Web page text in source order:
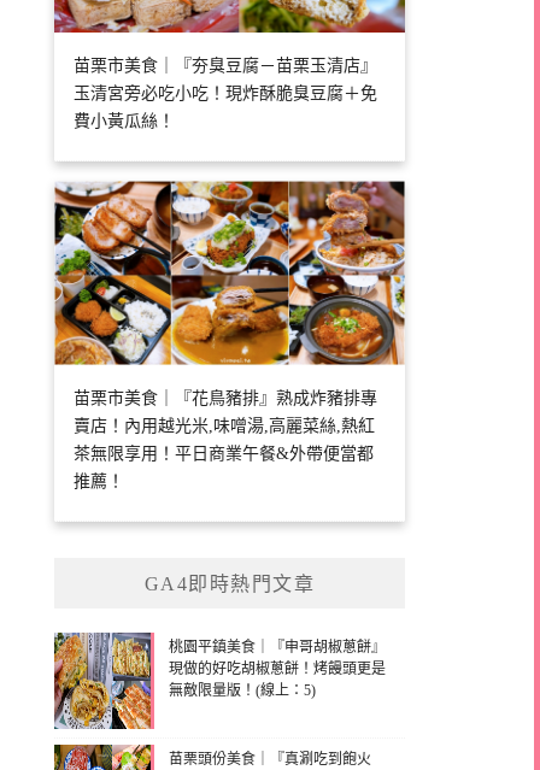
苗栗市美食｜『夯臭豆腐－苗栗玉清店』
玉清宮旁必吃小吃！現炸酥脆臭豆腐＋免
費小黃瓜絲！
苗栗市美食｜『花鳥豬排』熟成炸豬排專
賣店！內用越光米,味噌湯,高麗菜絲,熱紅
茶無限享用！平日商業午餐&外帶便當都
推薦！
GA4即時熱門文章
桃園平鎮美食｜『申哥胡椒蔥餅』
現做的好吃胡椒蔥餅！烤饅頭更是
無敵限量版！(線上：5)
苗栗頭份美食｜『真涮吃到飽火